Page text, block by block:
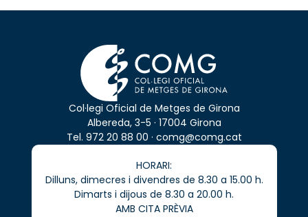
Col·legi Oficial de Metges de Girona
Albereda, 3-5 · 17004 Girona
Tel. 972 20 88 00 · comg@comg.cat
HORARI:
Dilluns, dimecres i divendres de 8.30 a 15.00 h.
Dimarts i dijous de 8.30 a 20.00 h.
AMB CITA PRÈVIA